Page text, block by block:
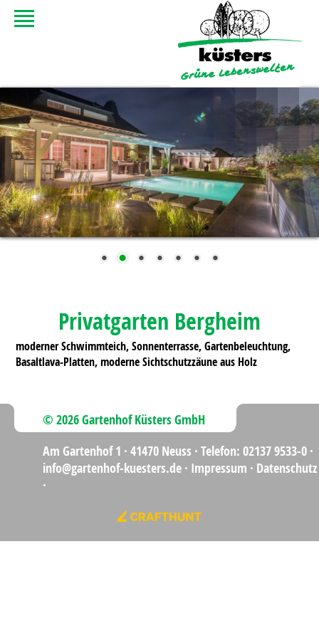
Privatgarten Bergheim
moderner Schwimmteich, Sonnenterrasse, Gartenbeleuchtung,
Basaltlava-Platten, moderne Sichtschutzzäune aus Holz
© 2026 Gartenhof Küsters GmbH
Am Gartenhof 1 · 41470 Neuss · Telefon: 02137 9533-0 ·
info@gartenhof-kuesters.de · Impressum · Datenschutz
·